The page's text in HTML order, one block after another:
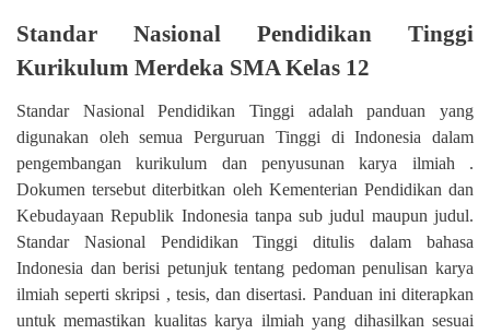
Standar Nasional Pendidikan Tinggi
Kurikulum Merdeka SMA Kelas 12
Standar Nasional Pendidikan Tinggi adalah panduan yang
digunakan oleh semua Perguruan Tinggi di Indonesia dalam
pengembangan kurikulum dan penyusunan karya ilmiah .
Dokumen tersebut diterbitkan oleh Kementerian Pendidikan dan
Kebudayaan Republik Indonesia tanpa sub judul maupun judul.
Standar Nasional Pendidikan Tinggi ditulis dalam bahasa
Indonesia dan berisi petunjuk tentang pedoman penulisan karya
ilmiah seperti skripsi , tesis, dan disertasi. Panduan ini diterapkan
untuk memastikan kualitas karya ilmiah yang dihasilkan sesuai